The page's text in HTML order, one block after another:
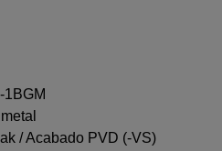
1BGM
/ Acabado PVD (-VS)